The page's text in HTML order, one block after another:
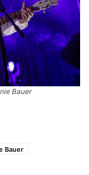
Bauer
Bauer